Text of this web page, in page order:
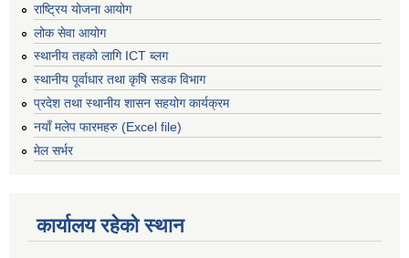
राष्ट्रिय योजना आयोग
लोक सेवा आयोग
स्थानीय तहको लागि ICT ब्लग
स्थानीय पूर्वाधार तथा कृषि सडक विभाग
प्रदेश तथा स्थानीय शासन सहयोग कार्यक्रम
नयाँ मलेप फारमहरु (Excel file)
मेल सर्भर
कार्यालय रहेको स्थान